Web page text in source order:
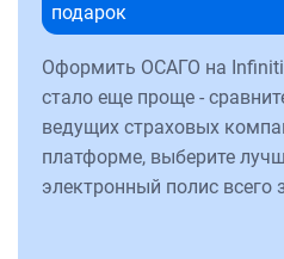
подарок
Оформить ОСАГО на Infiniti
стало еще проще -
ведущих страховых
платформе, выберите
электронный полис всего